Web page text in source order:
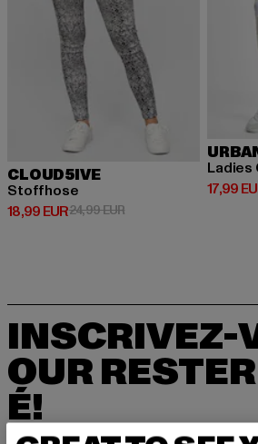
CLOUD5IVE
Stoffhose
18,99 EUR
Prix courant: 18,99 EUR
24,99 EURPrix en promotion: 24,99
Ladies
17,99
Prix
INSCRIVEZ-
OUR
É!